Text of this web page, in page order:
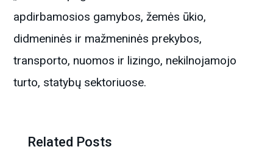
apdirbamosios gamybos, žemės ūkio,
didmeninės ir mažmeninės prekybos,
transporto, nuomos ir lizingo, nekilnojamojo
turto, statybų sektoriuose.
Related Posts